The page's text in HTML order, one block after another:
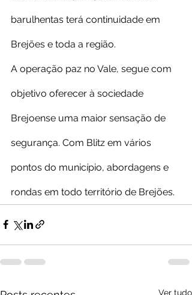
barulhentas terá continuidade em
Brejões e toda a região.
A operação paz no Vale, segue com
objetivo oferecer à sociedade
Brejoense uma maior sensação de
segurança. Com Blitz em vários
pontos do município, abordagens e
rondas em todo território de Brejões.
Ver tudo